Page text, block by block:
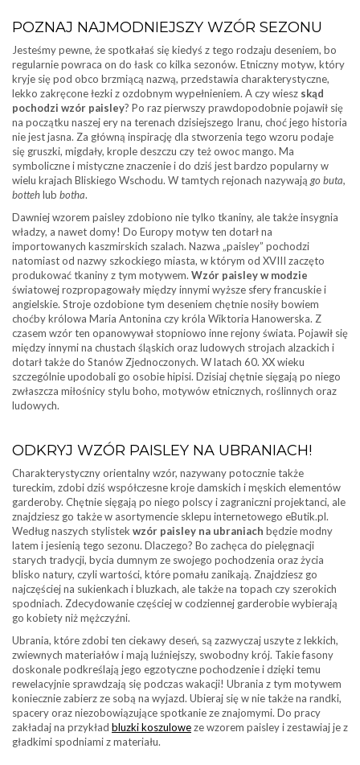
POZNAJ NAJMODNIEJSZY WZÓR SEZONU
Jesteśmy pewne, że spotkałaś się kiedyś z tego rodzaju deseniem, bo
regularnie powraca on do łask co kilka sezonów. Etniczny motyw, który
kryje się pod obco brzmiącą nazwą, przedstawia charakterystyczne,
lekko zakręcone łezki z ozdobnym wypełnieniem. A czy wiesz skąd
pochodzi wzór paisley? Po raz pierwszy prawdopodobnie pojawił się
na początku naszej ery na terenach dzisiejszego Iranu, choć jego historia
nie jest jasna. Za główną inspirację dla stworzenia tego wzoru podaje
się gruszki, migdały, krople deszczu czy też owoc mango. Ma
symboliczne i mistyczne znaczenie i do dziś jest bardzo popularny w
wielu krajach Bliskiego Wschodu. W tamtych rejonach nazywają go buta,
bottehlub botha.
Dawniej wzorem paisley zdobiono nie tylko tkaniny, ale także insygnia
władzy, a nawet domy! Do Europy motyw ten dotarł na
importowanych kaszmirskich szalach. Nazwa „paisley” pochodzi
natomiast od nazwy szkockiego miasta, w którym od XVIII zaczęto
produkować tkaniny z tym motywem. Wzór paisley w modzie
światowej rozpropagowały między innymi wyższe sfery francuskie i
angielskie. Stroje ozdobione tym deseniem chętnie nosiły bowiem
choćby królowa Maria Antonina czy króla Wiktoria Hanowerska. Z
czasem wzór ten opanowywał stopniowo inne rejony świata. Pojawił się
między innymi na chustach śląskich oraz ludowych strojach alzackich i
dotarł także do Stanów Zjednoczonych. W latach 60. XX wieku
szczególnie upodobali go osobie hipisi. Dzisiaj chętnie sięgają po niego
zwłaszcza miłośnicy stylu boho, motywów etnicznych, roślinnych oraz
ludowych.
ODKRYJ WZÓR PAISLEY NA UBRANIACH!
Charakterystyczny orientalny wzór, nazywany potocznie także
tureckim, zdobi dziś współczesne kroje damskich i męskich elementów
garderoby. Chętnie sięgają po niego polscy i zagraniczni projektanci, ale
znajdziesz go także w asortymencie sklepu internetowego eButik.pl.
Według naszych stylistek wzór paisley na ubraniach będzie modny
latem i jesienią tego sezonu. Dlaczego? Bo zachęca do pielęgnacji
starych tradycji, bycia dumnym ze swojego pochodzenia oraz życia
blisko natury, czyli wartości, które pomału zanikają. Znajdziesz go
najczęściej na sukienkach i bluzkach, ale także na topach czy szerokich
spodniach. Zdecydowanie częściej w codziennej garderobie wybierają
go kobiety niż mężczyźni.
Ubrania, które zdobi ten ciekawy deseń, są zazwyczaj uszyte z lekkich,
zwiewnych materiałów i mają luźniejszy, swobodny krój. Takie fasony
doskonale podkreślają jego egzotyczne pochodzenie i dzięki temu
rewelacyjnie sprawdzają się podczas wakacji! Ubrania z tym motywem
koniecznie zabierz ze sobą na wyjazd. Ubieraj się w nie także na randki,
spacery oraz niezobowiązujące spotkanie ze znajomymi. Do pracy
zakładaj na przykład bluzki koszuloweze wzorem paisley i zestawiaj je z
gładkimi spodniami z materiału.